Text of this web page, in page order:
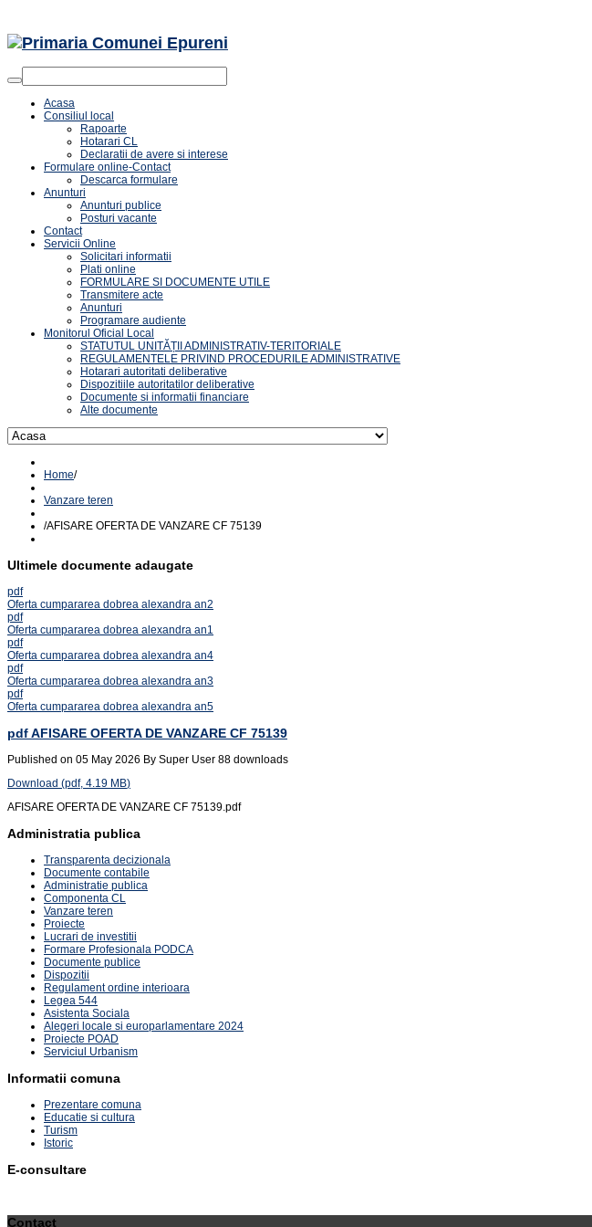
Acasa
Consiliul local
Rapoarte
Hotarari CL
Declaratii de avere si interese
Formulare online-Contact
Descarca formulare
Anunturi
Anunturi publice
Posturi vacante
Contact
Servicii Online
Solicitari informatii
Plati online
FORMULARE SI DOCUMENTE UTILE
Transmitere acte
Anunturi
Programare audiente
Monitorul Oficial Local
STATUTUL UNITĂȚII ADMINISTRATIV-TERITORIALE
REGULAMENTELE PRIVIND PROCEDURILE ADMINISTRATIVE
Hotarari autoritati deliberative
Dispozitiile autoritatilor deliberative
Documente si informatii financiare
Alte documente
Home/
Vanzare teren
/AFISARE OFERTA DE VANZARE CF 75139
Ultimele documente adaugate
pdf
Oferta cumpararea dobrea alexandra an2
pdf
Oferta cumpararea dobrea alexandra an1
pdf
Oferta cumpararea dobrea alexandra an4
pdf
Oferta cumpararea dobrea alexandra an3
pdf
Oferta cumpararea dobrea alexandra an5
pdfAFISARE OFERTA DE VANZARE CF 75139
Published on 05 May 2026 By Super User 88 downloads
Download (pdf, 4.19 MB)
AFISARE OFERTA DE VANZARE CF 75139.pdf
Administratia publica
Transparenta decizionala
Documente contabile
Administratie publica
Componenta CL
Vanzare teren
Proiecte
Lucrari de investitii
Formare Profesionala PODCA
Documente publice
Dispozitii
Regulament ordine interioara
Legea 544
Asistenta Sociala
Alegeri locale si europarlamentare 2024
Proiecte POAD
Serviciul Urbanism
Informatii comuna
Prezentare comuna
Educatie si cultura
Turism
Istoric
E-consultare
Contact